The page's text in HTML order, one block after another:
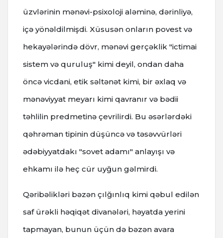
üzvlərinin mənəvi-psixoloji aləminə, dərinliyə,
içə yönəldilmişdi. Xüsusən onların povest və
hekayələrində dövr, mənəvi gerçəklik "ictimai
sistem və quruluş" kimi deyil, ondan daha
öncə vicdani, etik səltənət kimi, bir əxlaq və
mənəviyyat meyarı kimi qavranır və bədii
təhlilin predmetinə çevrilirdi. Bu əsərlərdəki
qəhrəman tipinin düşüncə və təsəvvürləri
ədəbiyyatdakı "sovet adamı" anlayışı və
ehkamı ilə heç cür uyğun gəlmirdi.
Qəribəlikləri bəzən çılğınlıq kimi qəbul edilən
saf ürəkli həqiqət divanələri, həyatda yerini
tapmayan, bunun üçün də bəzən avara